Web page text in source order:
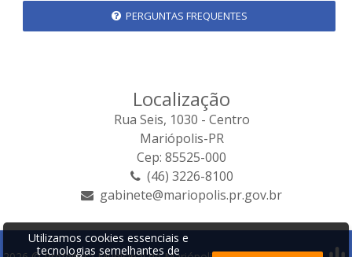
PERGUNTAS FREQUENTES
Localização
Rua Seis, 1030 - Centro
Mariópolis-PR
Cep: 85525-000
(46) 3226-8100
gabinete@mariopolis.pr.gov.br
Utilizamos cookies essenciais e
tecnologias semelhantes de